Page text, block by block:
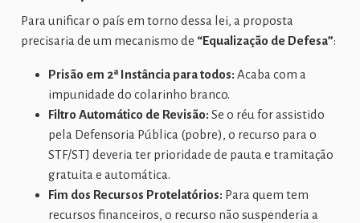
Para unificar o país em torno dessa lei, a proposta
precisaria de um mecanismo de “Equalização de Defesa”:
Prisão em 2ª Instância para todos: Acaba com a
impunidade do colarinho branco.
Filtro Automático de Revisão: Se o réu for assistido
pela Defensoria Pública (pobre), o recurso para o
STF/STJ deveria ter prioridade de pauta e tramitação
gratuita e automática.
Fim dos Recursos Protelatórios: Para quem tem
recursos financeiros, o recurso não suspenderia a